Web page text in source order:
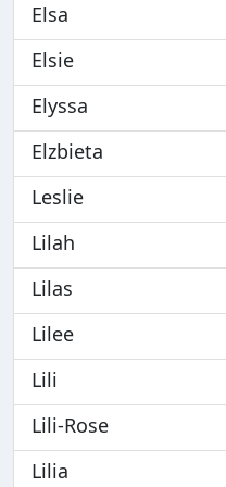
Elsa
Elsie
Elyssa
Elzbieta
Leslie
Lilah
Lilas
Lilee
Lili
Lili-Rose
Lilia